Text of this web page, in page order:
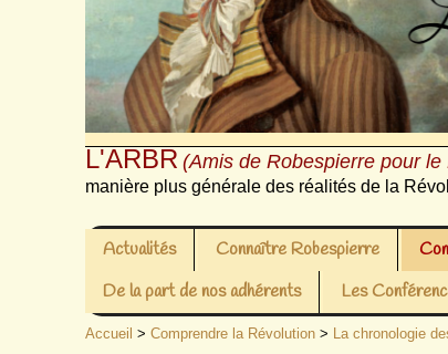
L'ARBR (Amis de Robespierre pour
manière plus générale des réalités de la
Actualités Connaître Robespierre
De la part de nos adhérents
Les
Accueil >Comprendre la Révolution > La chronologie